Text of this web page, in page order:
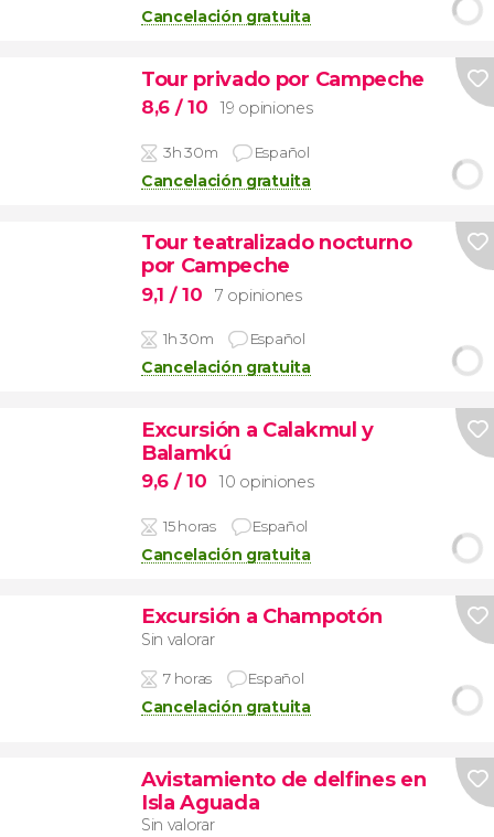
Cancelación gratuita
Tour privado por Campeche
8,6 / 10 19 opiniones
3h 30m Español
Cancelación gratuita
Tour teatralizado nocturno
por Campeche
9,1 / 10 7 opiniones
1h 30m Español
Cancelación gratuita
Excursión a Calakmul y
Balamkú
9,6 / 10 10 opiniones
15 horas Español
Cancelación gratuita
Excursión a Champotón
Sin valorar
7 horas Español
Cancelación gratuita
Avistamiento de delfines en
Isla Aguada
Sin valorar